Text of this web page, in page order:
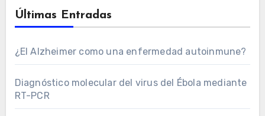
Últimas Entradas
¿El Alzheimer como una enfermedad autoinmune?
Diagnóstico molecular del virus del Ébola mediante
RT-PCR